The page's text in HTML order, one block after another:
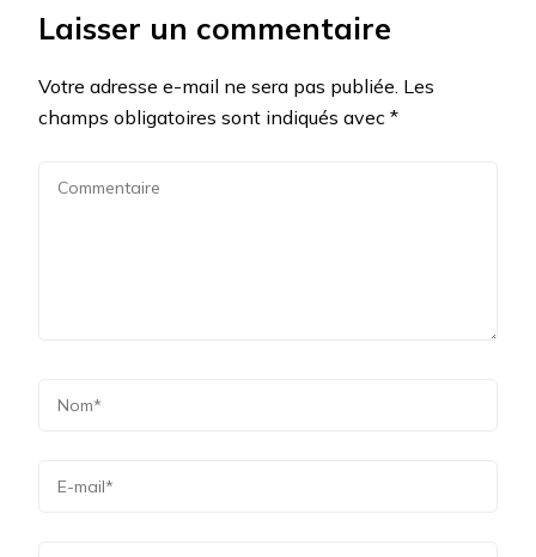
Laisser un commentaire
Votre adresse e-mail ne sera pas publiée. Les
champs obligatoires sont indiqués avec *